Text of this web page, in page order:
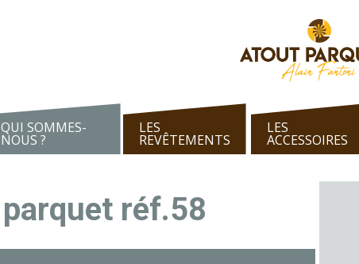
QUI SOMMES-
NOUS ?
LES
REVÊTEMENTS
LES
ACCESSOIRES
parquet réf.58